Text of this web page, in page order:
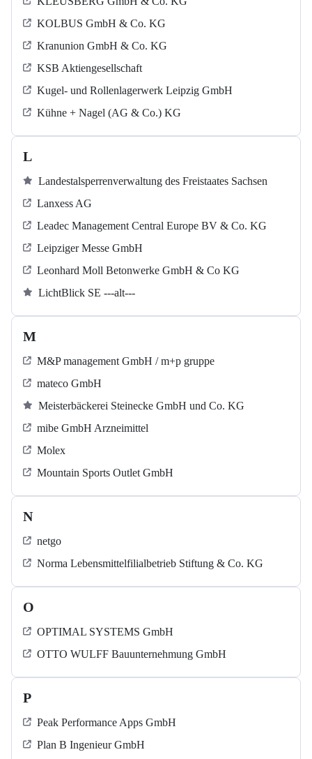
KOLBUS GmbH & Co. KG
Kranunion GmbH & Co. KG
KSB Aktiengesellschaft
Kugel‐ und Rollenlagerwerk Leipzig GmbH
Kühne + Nagel (AG & Co.) KG
L
Landestalsperrenverwaltung des Freistaates Sachsen
Lanxess AG
Leadec Management Central Europe BV & Co. KG
Leipziger Messe GmbH
Leonhard Moll Betonwerke GmbH & Co KG
LichtBlick SE ---alt---
M
M&P management GmbH / m+p gruppe
mateco GmbH
Meisterbäckerei Steinecke GmbH und Co. KG
mibe GmbH Arzneimittel
Molex
Mountain Sports Outlet GmbH
N
netgo
Norma Lebensmittelfilialbetrieb Stiftung & Co. KG
O
OPTIMAL SYSTEMS GmbH
OTTO WULFF Bauunternehmung GmbH
P
Peak Performance Apps GmbH
Plan B Ingenieur GmbH